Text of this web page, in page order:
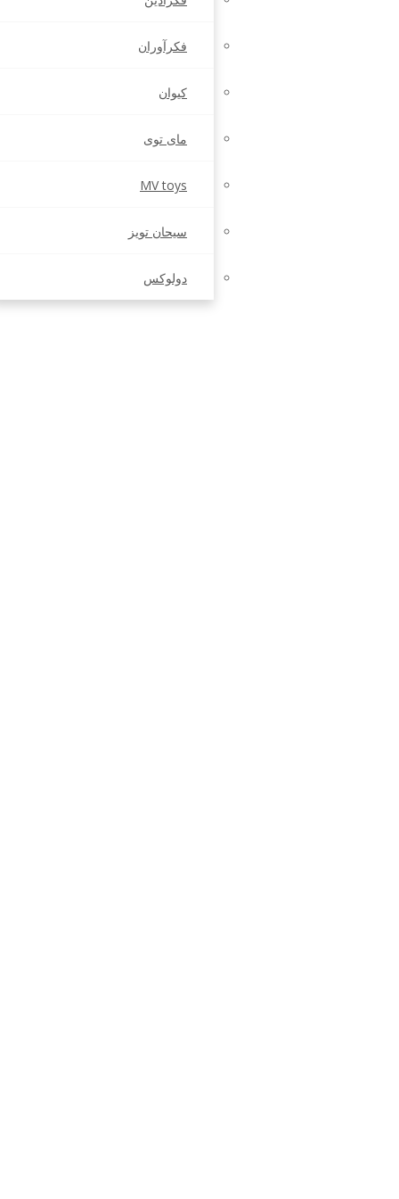
فکرآوران
کیوان
مای توی
MV toys
سیحان تویز
دولوکس